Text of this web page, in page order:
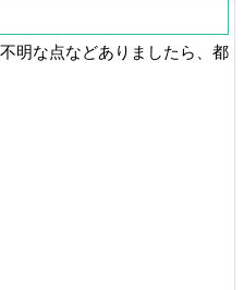
明な点などありましたら、都